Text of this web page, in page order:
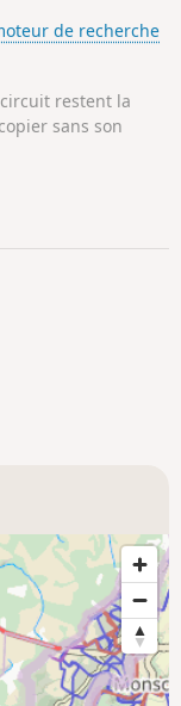
de recherche
restent la
sans son